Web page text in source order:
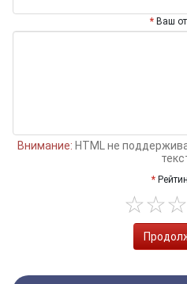
Ваш
Внимание: HTML не